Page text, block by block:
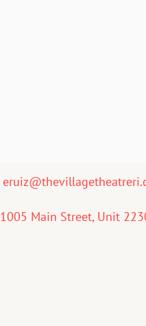
1005 Main Street, Unit